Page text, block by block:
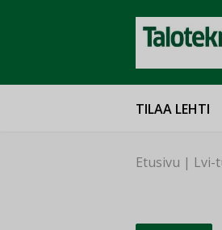
TILAA LEHTI
Etusivu | Lvi-